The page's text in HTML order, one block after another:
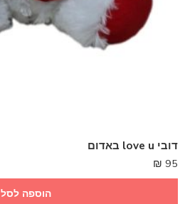
דובי love u באדום
95
₪
הוספה לסל